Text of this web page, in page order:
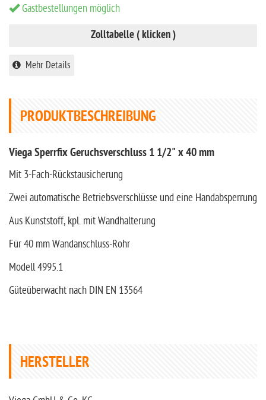
Gastbestellungen möglich
Zolltabelle ( klicken )
Mehr Details
PRODUKTBESCHREIBUNG
Viega Sperrfix Geruchsverschluss 1 1/2" x 40 mm
Mit 3-Fach-Rückstausicherung
Zwei automatische Betriebsverschlüsse und eine Handabsperrung
Aus Kunststoff, kpl. mit Wandhalterung
Für 40 mm Wandanschluss-Rohr
Modell 4995.1
Güteüberwacht nach DIN EN 13564
HERSTELLER